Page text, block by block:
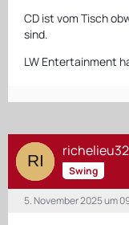
CD ist vom Tisch
sind.
LW Entertainment
Swing
5. November 2025 um